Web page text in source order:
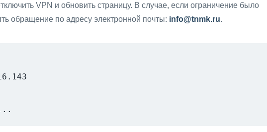
VPN и обновить страницу. В случае, если ограничение было
обращение по адресу электронной почты: info@tnmk.ru.